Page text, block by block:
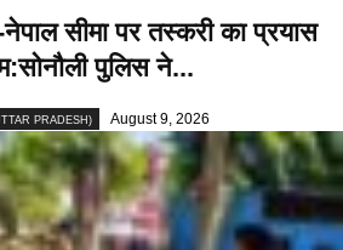
सीमा पर तस्करी का प्रयास
पुलिस ने...
PRADESH) August 9, 2026